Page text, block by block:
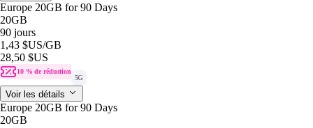
Europe 20GB for 90 Days
20GB
90 jours
1,43 $US/GB
28,50 $US
10 % de réduction
5G
Voir les détails
Europe 20GB for 90 Days
20GB